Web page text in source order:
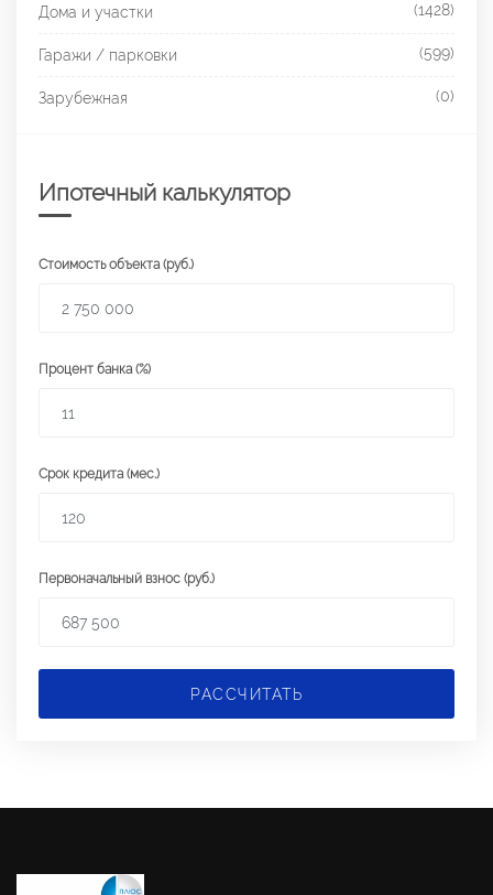
Дома и участки (1428)
Гаражи / парковки (599)
Зарубежная (0)
Ипотечный калькулятор
Стоимость объекта (руб.)
Процент банка (%)
Срок кредита (мес.)
Первоначальный взнос (руб.)
РАССЧИТАТЬ